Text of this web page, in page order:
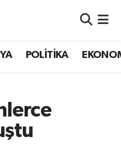
POLİTİKA